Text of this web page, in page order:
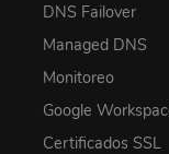
DNS Failover
Managed DNS
Monitoreo
Google
Certificados SSL